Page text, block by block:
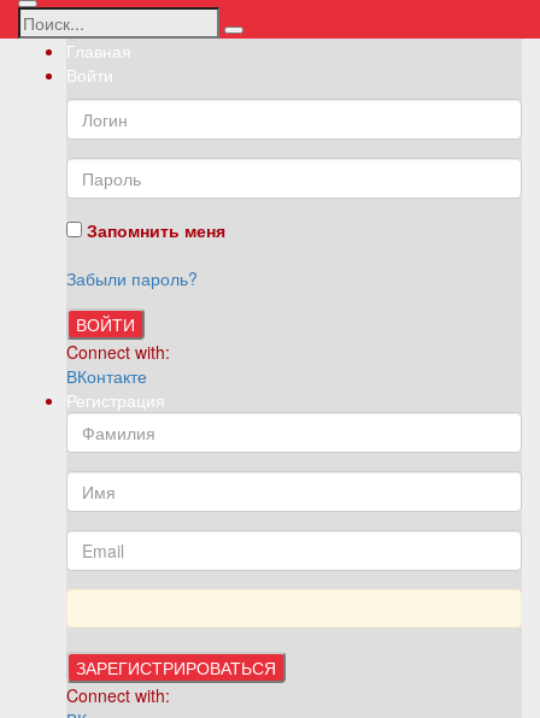
Главная
Войти
Запомнить меня
Забыли пароль?
ВОЙТИ
Connect with:
ВКонтакте
Регистрация
Connect with: